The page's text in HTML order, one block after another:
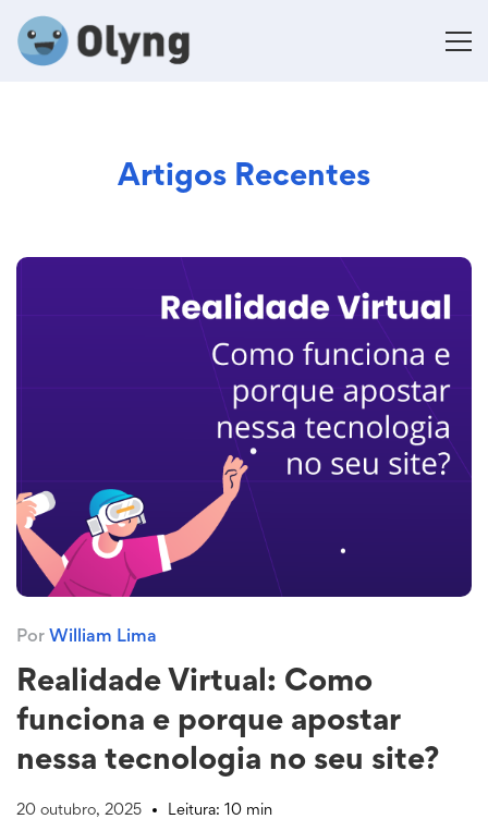
Artigos Recentes
Por William Lima
Realidade Virtual: Como
funciona e porque apostar
nessa tecnologia no seu site?
20 outubro, 2025 Leitura: 10 min